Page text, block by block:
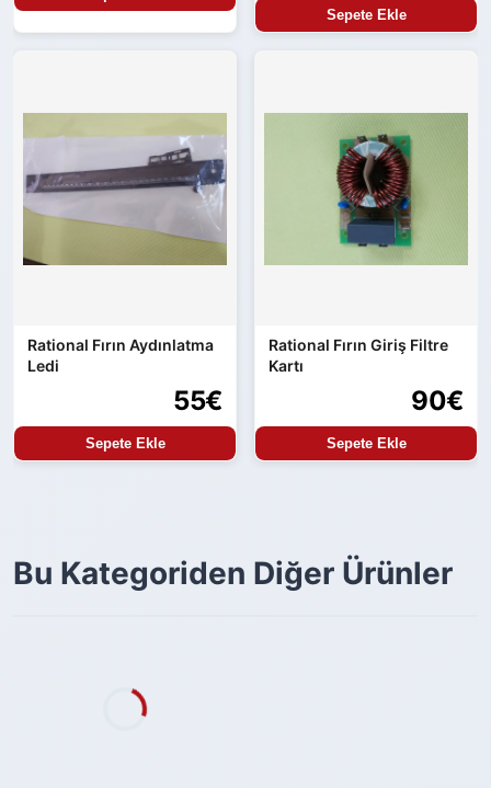
Sepete Ekle
Rational Fırın Aydınlatma
Ledi
55€
Sepete Ekle
Rational Fırın Giriş Filtre
Kartı
90€
Sepete Ekle
Bu Kategoriden Diğer Ürünler